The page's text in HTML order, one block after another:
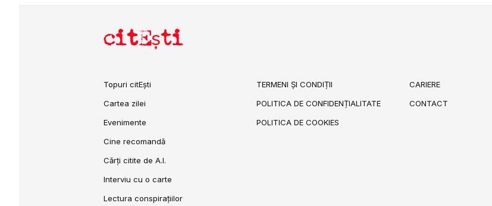
citEști
Topuri citEști
Cartea zilei
Evenimente
Cine recomandă
Cărți citite de A.I.
Interviu cu o carte
Lectura conspirațiilor
TERMENI ȘI CONDIȚII
POLITICA DE CONFIDENȚIALITATE
POLITICA DE COOKIES
CARIERE
CONTACT